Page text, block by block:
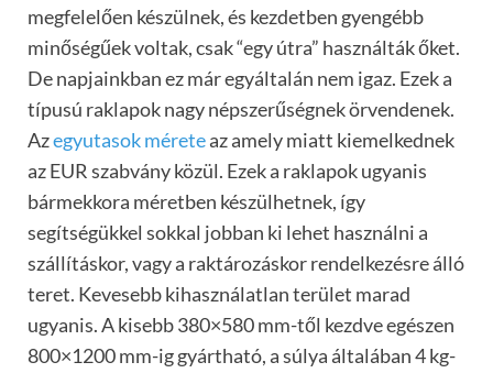
megfelelően készülnek, és kezdetben gyengébb
minőségűek voltak, csak “egy útra” használták őket.
De napjainkban ez már egyáltalán nem igaz. Ezek a
típusú raklapok nagy népszerűségnek örvendenek.
Azegyutasok méreteaz amely miatt kiemelkednek
az EUR szabvány közül. Ezek a raklapok ugyanis
bármekkora méretben készülhetnek, így
segítségükkel sokkal jobban ki lehet használni a
szállításkor, vagy a raktározáskor rendelkezésre álló
teret. Kevesebb kihasználatlan terület marad
ugyanis. A kisebb 380×580 mm-től kezdve egészen
800×1200 mm-ig gyártható, a súlya általában 4 kg-